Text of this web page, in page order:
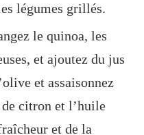
légumes grillés.
le quinoa, les
et ajoutez du jus
et assaisonnez
citron et l’huile
et de la